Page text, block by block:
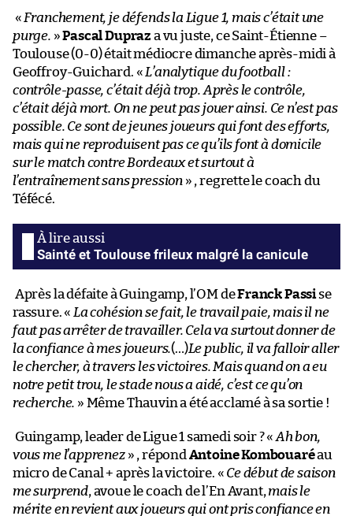
« Franchement, je défends la Ligue 1, mais c’était une
purge. »Pascal Dupraz a vu juste, ce Saint-Étienne –
Toulouse (0-0) était médiocre dimanche après-midi à
Geoffroy-Guichard. « L’analytique du football :
contrôle-passe, c’était déjà trop. Après le contrôle,
c’était déjà mort. On ne peut pas jouer ainsi. Ce n’est pas
possible. Ce sont de jeunes joueurs qui font des efforts,
mais qui ne reproduisent pas ce qu’ils font à domicile
sur le match contre Bordeaux et surtout à
l’entraînement sans pression» , regrette le coach du
Téfécé.
Sainté et Toulouse frileux malgré la canicule
Après la défaite à Guingamp, l’OM deFranck Passise
rassure. « La cohésion se fait, le travail paie, mais il ne
faut pas arrêter de travailler. Cela va surtout donner de
la confiance à mes joueurs.(…)Le public, il va falloir aller
le chercher, à travers les victoires. Mais quand on a eu
notre petit trou, le stade nous a aidé, c’est ce qu’on
recherche. » Même Thauvin a été acclamé à sa sortie !
Guingamp, leader de Ligue 1 samedi soir ? « Ah bon,
vous me l’apprenez» , répond Antoine Kombouaréau
micro de Canal + après la victoire. « Ce début de saison
me surprend, avoue le coach de l’En Avant, mais le
mérite en revient aux joueurs qui ont pris confiance en